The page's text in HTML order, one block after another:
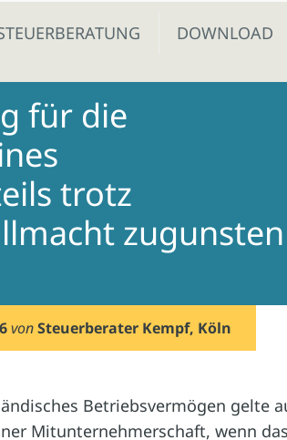
DOWNLOAD
für die
trotz
zugunsten
vonSteuerberater Kempf, Köln
Betriebsvermögen gelte
Mitunternehmerschaft, wenn das